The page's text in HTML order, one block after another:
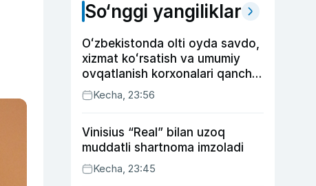
So‘nggi yangiliklar
Oʻzbekistonda olti oyda savdo,
xizmat koʻrsatish va umumiy
ovqatlanish korxonalari qancha
soliq toʻlagani ochiqlandi
Kecha, 23:56
Vinisius “Real” bilan uzoq
muddatli shartnoma imzoladi
Kecha, 23:45